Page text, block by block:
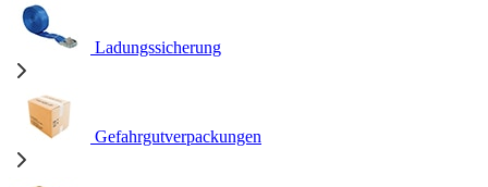
Ladungssicherung
Gefahrgutverpackungen